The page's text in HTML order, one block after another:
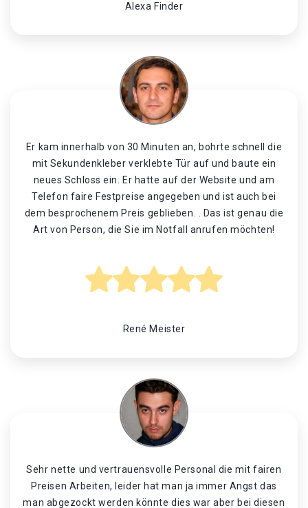
Alexa Finder
Er kam innerhalb von 30 Minuten an, bohrte schnell die
mit Sekundenkleber verklebte Tür auf und baute ein
neues Schloss ein. Er hatte auf der Website und am
Telefon faire Festpreise angegeben und ist auch bei
dem besprochenem Preis geblieben. . Das ist genau die
Art von Person, die Sie im Notfall anrufen möchten!
René Meister
Sehr nette und vertrauensvolle Personal die mit fairen
Preisen Arbeiten, leider hat man ja immer Angst das
man abgezockt werden könnte dies war aber bei diesen